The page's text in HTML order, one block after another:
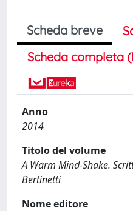
Scheda breve
Scheda completa
Anno
2014
Titolo del volume
A Warm Mind-Shake.
Bertinetti
Nome editore